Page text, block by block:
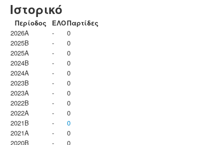
Ιστορικό
Περίοδος ΕΛΟΠαρτίδες
2026A
-
0
2025B
-
0
2025A
-
0
2024B
-
0
2024A
-
0
2023B
-
0
2023Α
-
0
2022B
-
0
2022A
-
0
2021B
-
0
2021A
-
0
2020B
-
0